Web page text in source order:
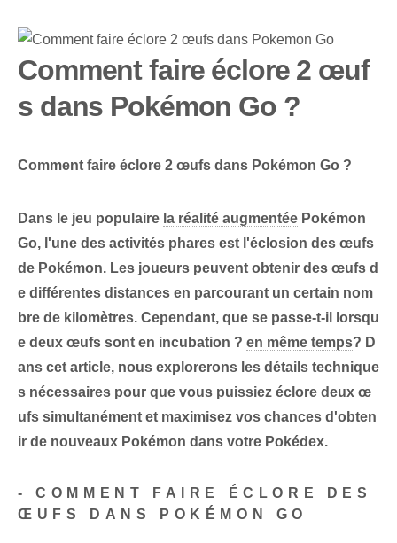
Comment faire éclore 2 œuf
s dans Pokémon Go ?
Comment faire éclore 2 œufs dans Pokémon Go ?
Dans le jeu populaire la réalité augmentée ⁢Pokémon
Go, l'une des activités phares est l'⁢éclosion⁢ des⁣ œufs
de Pokémon. Les joueurs peuvent obtenir des œufs d
e différentes distances en parcourant un certain nom
bre de kilomètres. Cependant, que se passe-t-il lorsqu
e deux œufs sont en incubation ? en même temps?‍ D
ans cet ⁣article, nous explorerons les détails technique
s nécessaires pour que vous puissiez éclore deux œ
ufs⁤ simultanément et maximisez vos chances d'obten
ir de nouveaux Pokémon dans votre Pokédex.
-‍ COMMENT FAIRE ÉCLORE DES
ŒUFS DANS‌ POKÉMON GO